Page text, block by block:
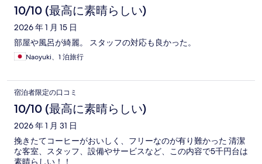
10/10 (最高に素晴らしい)
2026 年 1 月 15 日
部屋や風呂が綺麗。 スタッフの対応も良かった。
Naoyuki、1 泊旅行
宿泊者限定の口コミ
10/10 (最高に素晴らしい)
2026 年 1 月 31 日
挽きたてコーヒーがおいしく、フリーなのが有り難かった 清潔
な客室、スタッフ、設備やサービスなど、この内容で5千円台は
素晴らしい！！